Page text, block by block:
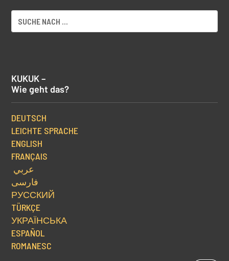
KUKUK –
Wie geht das?
DEUTSCH
LEICHTE SPRACHE
ENGLISH
FRANÇAIS
عربي
فارسی
РУССКИЙ
TÜRKÇE
УКРАЇНСЬКА
ESPAÑOL
ROMANESC